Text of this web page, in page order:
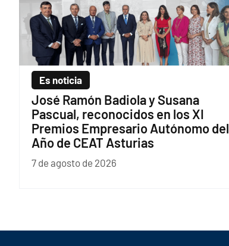
Es noticia
José Ramón Badiola y Susana
Pascual, reconocidos en los XI
Premios Empresario Autónomo del
Año de CEAT Asturias
7 de agosto de 2026